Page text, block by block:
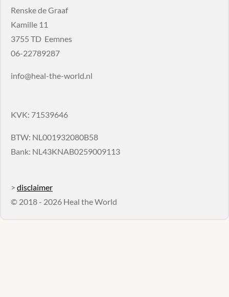
Renske de Graaf
Kamille 11
3755 TD Eemnes
06-22789287
info@heal-the-world.nl
KVK: 71539646
BTW: NL001932080B58
Bank: NL43KNAB0259009113
> disclaimer
© 2018 - 2026 Heal the World